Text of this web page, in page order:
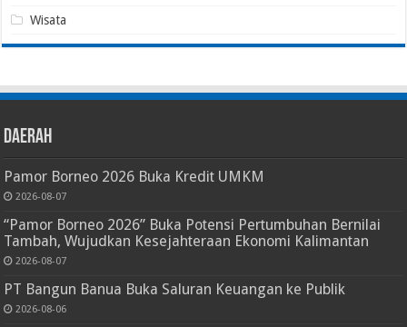
Wisata
Daerah
Pamor Borneo 2026 Buka Kredit UMKM
2026-08-07
“Pamor Borneo 2026” Buka Potensi Pertumbuhan Bernilai
Tambah, Wujudkan Kesejahteraan Ekonomi Kalimantan
2026-08-07
PT Bangun Banua Buka Saluran Keuangan ke Publik
2026-08-06